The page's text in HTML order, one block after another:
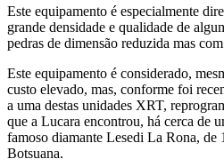
Este equipamento é especialmente
grande densidade e qualidade de
pedras de dimensão reduzida mas
Este equipamento é considerado,
custo elevado, mas, conforme foi
a uma destas unidades XRT,
que a Lucara encontrou, há cerca de
famoso diamante Lesedi La Rona, de
Botsuana.